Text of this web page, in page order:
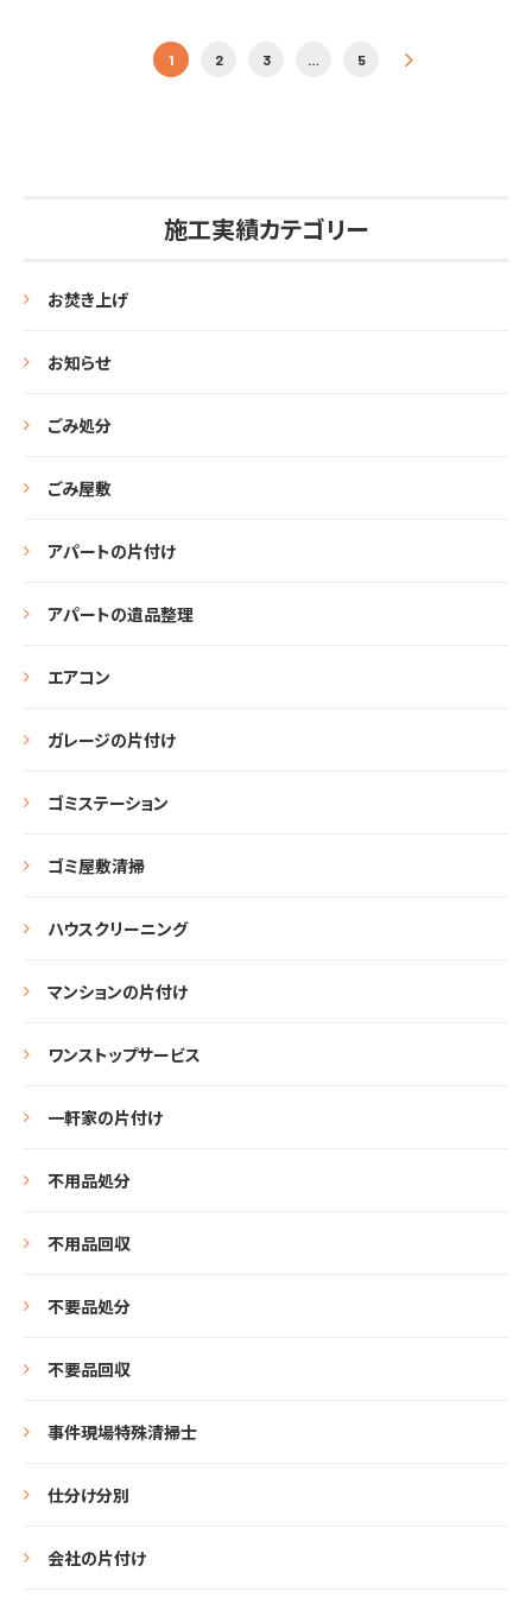
投稿ナビゲーション
1 2 3 5 »
施工実績カテゴリー
お焚き上げ
お知らせ
ごみ処分
ごみ屋敷
アパートの片付け
アパートの遺品整理
エアコン
ガレージの片付け
ゴミステーション
ゴミ屋敷清掃
ハウスクリーニング
マンションの片付け
ワンストップサービス
一軒家の片付け
不用品処分
不用品回収
不要品処分
不要品回収
事件現場特殊清掃士
仕分け分別
会社の片付け